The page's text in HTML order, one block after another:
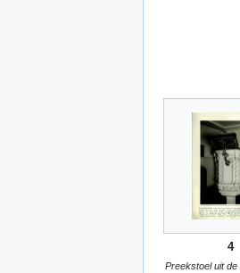
4
Preekstoel uit de